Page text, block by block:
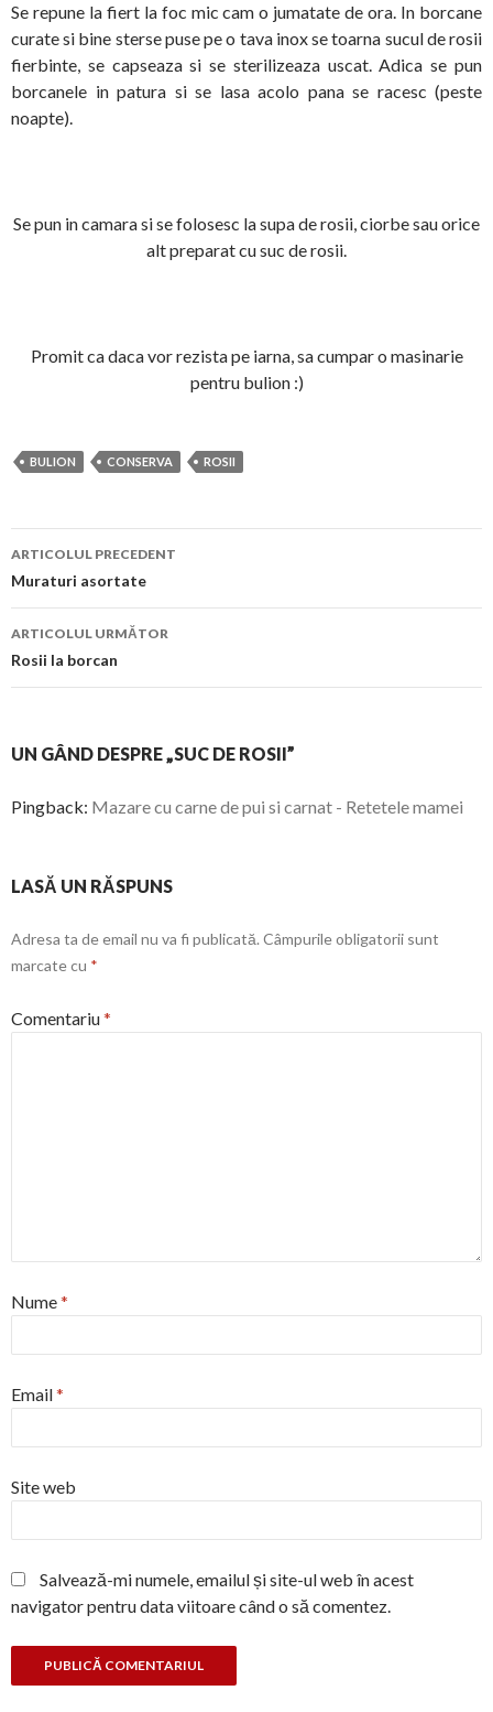
Se repune la fiert la foc mic cam o jumatate de ora. In borcane
curate si bine sterse puse pe o tava inox se toarna sucul de rosii
fierbinte, se capseaza si se sterilizeaza uscat. Adica se pun
borcanele in patura si se lasa acolo pana se racesc (peste
noapte).
Se pun in camara si se folosesc la supa de rosii, ciorbe sau orice
alt preparat cu suc de rosii.
Promit ca daca vor rezista pe iarna, sa cumpar o masinarie
pentru bulion :)
BULION CONSERVA ROSII
Navigare
în
articol
ARTICOLUL PRECEDENT
Muraturi asortate
ARTICOLUL URMĂTOR
Rosii la borcan
UN GÂND DESPRE „SUC DE ROSII”
Pingback: Mazare cu carne de pui si carnat - Retetele mamei
LASĂ UN RĂSPUNS
Adresa ta de email nu va fi publicată. Câmpurile obligatorii sunt
marcate cu *
Comentariu*
Nume*
Email*
Site web
Salvează-mi numele, emailul și site-ul web în acest
navigator pentru data viitoare când o să comentez.